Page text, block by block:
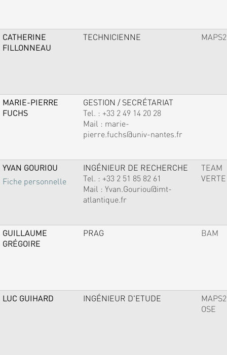
CATHERINE
FILLONNEAU
TECHNICIENNE MAPS2
MARIE-PIERRE
FUCHS
GESTION / SECRÉTARIAT
Tel. : +33 2 49 14 20 28
Mail : marie-
pierre.fuchs@univ-nantes.fr
YVAN GOURIOU
Fiche personnelle
INGÉNIEUR DE RECHERCHE
Tel. : +33 2 51 85 82 61
Mail : Yvan.Gouriou@imt-
atlantique.fr
TEAM
VERTE
GUILLAUME
GRÉGOIRE
PRAG BAM
LUC GUIHARD INGÉNIEUR D'ETUDE
MAPS2
OSE